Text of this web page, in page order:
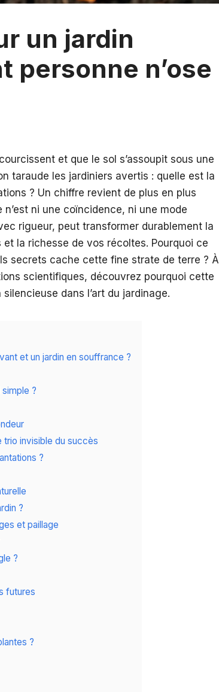
un jardin
personne n’ose
et que le sol s’assoupit sous une
taraude les jardiniers avertis : quelle est la
? Un chiffre revient de plus en plus
ni une coïncidence, ni une mode
rigueur, peut transformer durablement la
la richesse de vos récoltes. Pourquoi ce
secrets cache cette fine strate de terre ? À
scientifiques, découvrez pourquoi cette
dans l’art du jardinage.
et un jardin en souffrance ?
?
trio invisible du succès
?
?
et paillage
?
futures
?